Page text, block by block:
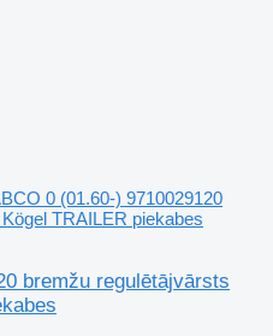
0 (01.60-) 9710029120
TRAILER piekabes
bremžu regulētājvārsts